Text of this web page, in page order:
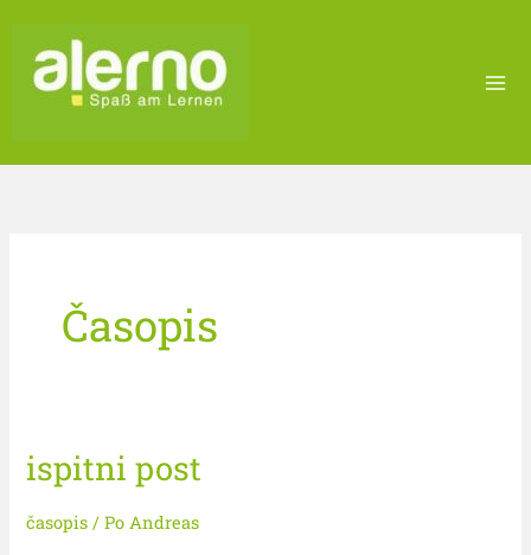
sadržaj
Časopis
ispitni post
časopis / PoAndreas
ispitni
post